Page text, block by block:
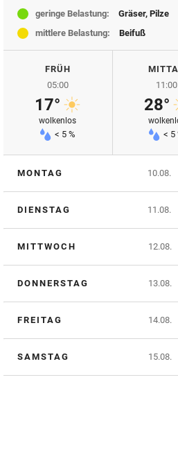
geringe Belastung:
Gräser, Pilze
mittlere Belastung:
Beifuß
FRÜH
05:00
17°
wolkenlos
< 5 %
11:00
28°
< 5
MONTAG 10.08.
DIENSTAG 11.08.
MITTWOCH 12.08.
DONNERSTAG 13.08.
FREITAG 14.08.
SAMSTAG 15.08.